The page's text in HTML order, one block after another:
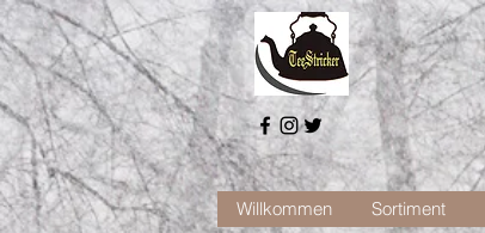
Willkommen Sortiment